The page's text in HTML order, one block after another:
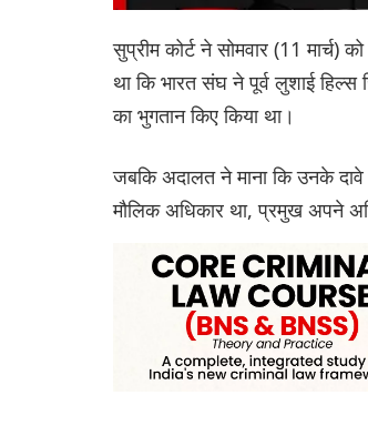
सुप्रीम कोर्ट ने सोमवार (11 मार्च)
था कि भारत संघ ने पूर्व लुशाई हिल्स
का भुगतान किए किया था।
जबकि अदालत ने माना कि उनके
मौलिक अधिकार था, प्रमुख अपने